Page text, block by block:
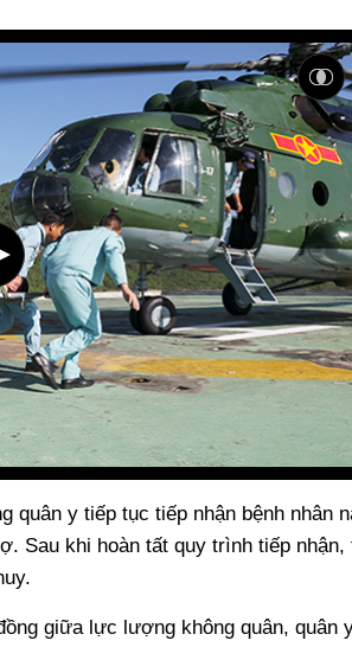
y tiếp tục tiếp nhận bệnh nhân
Sau khi hoàn tất quy trình tiếp nhận,
giữa lực lượng không quân, quân